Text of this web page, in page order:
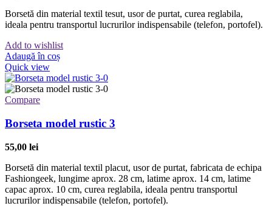
Borsetă din material textil tesut, usor de purtat, curea reglabila,
ideala pentru transportul lucrurilor indispensabile (telefon, portofel).
Add to wishlist
Adaugă în coș
Quick view
Compare
Borseta model rustic 3
55,00 lei
Borsetă din material textil placut, usor de purtat, fabricata de echipa
Fashiongeek, lungime aprox. 28 cm, latime aprox. 14 cm, latime
capac aprox. 10 cm, curea reglabila, ideala pentru transportul
lucrurilor indispensabile (telefon, portofel).